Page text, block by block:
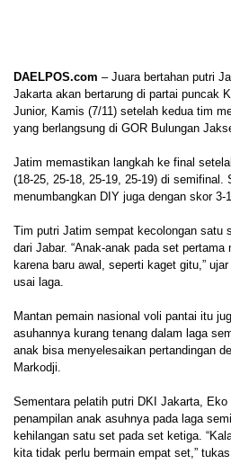
DAELPOS.com – Juara bertahan putri
Jakarta akan bertarung di partai puncak
Junior, Kamis (7/11) setelah kedua tim
yang berlangsung di GOR Bulungan
Jatim memastikan langkah ke final
(18-25, 25-18, 25-19, 25-19) di semifinal.
menumbangkan DIY juga dengan skor 3-
Tim putri Jatim sempat kecolongan satu
dari Jabar. “Anak-anak pada set
karena baru awal, seperti kaget gitu,”
usai laga.
Mantan pemain nasional voli pantai itu
asuhannya kurang tenang dalam laga
anak bisa menyelesaikan pertandingan
Markodji.
Sementara pelatih putri DKI Jakarta, Eko
penampilan anak asuhnya pada laga
kehilangan satu set pada set ketiga.
kita tidak perlu bermain empat set,”